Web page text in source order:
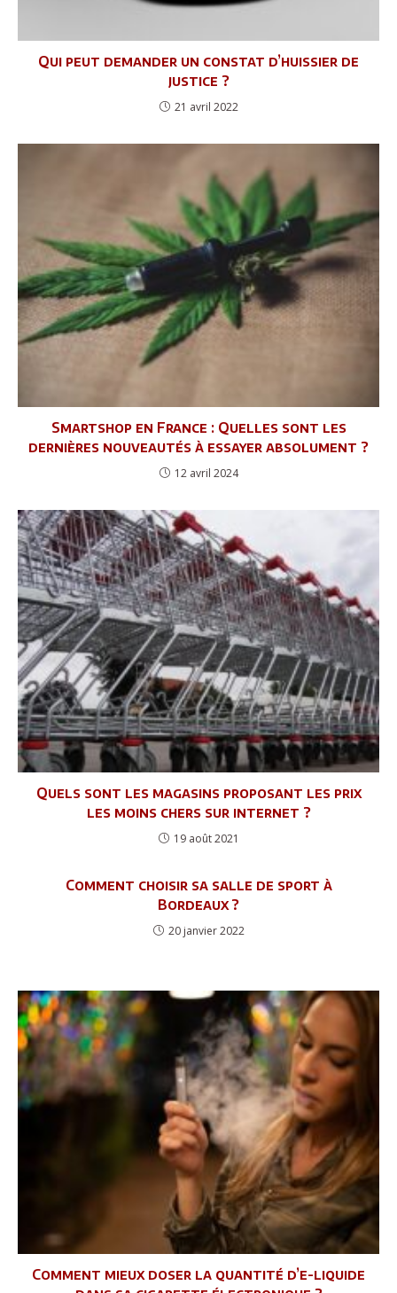
Qui peut demander un constat d’huissier de
justice ?
21 avril 2022
Smartshop en France : Quelles sont les
dernières nouveautés à essayer absolument ?
12 avril 2024
Quels sont les magasins proposant les prix
les moins chers sur internet ?
19 août 2021
Comment choisir sa salle de sport à
Bordeaux ?
20 janvier 2022
Comment mieux doser la quantité d’e-liquide